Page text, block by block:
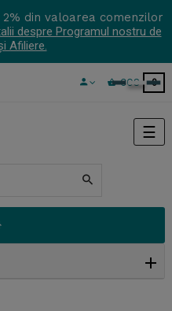
din valoarea comenzilor
despre Programul nostru de
Afiliere.
COS 0
☰